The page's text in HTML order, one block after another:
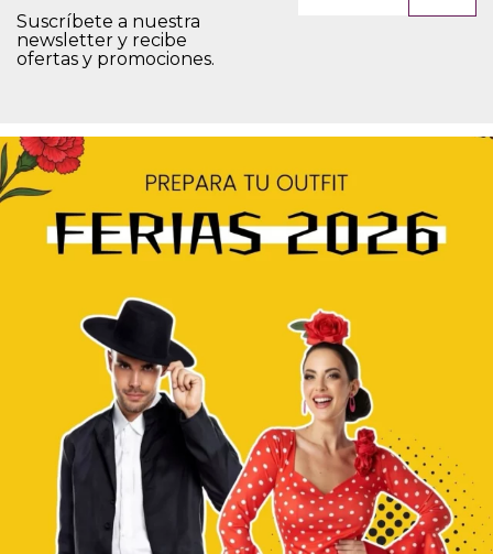
Suscríbete a nuestra
newsletter y recibe
ofertas y promociones.